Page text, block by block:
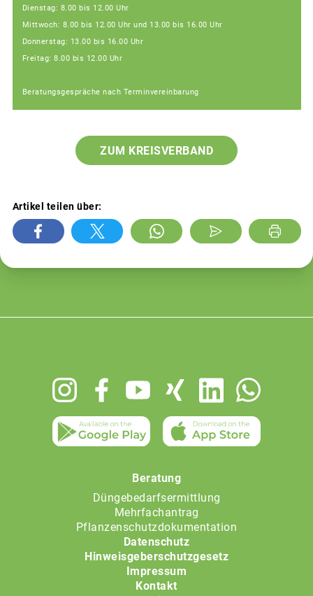
Dienstag: 8.00 bis 12.00 Uhr
Mittwoch: 8.00 bis 12.00 Uhr und 13.00 bis 16.00 Uhr
Donnerstag: 13.00 bis 16.00 Uhr
Freitag: 8.00 bis 12.00 Uhr
Beratungsgespräche nach Terminvereinbarung
ZUM KREISVERBAND
Artikel teilen über:
Beratung
Düngebedarfsermittlung
Mehrfachantrag
Pflanzenschutzdokumentation
Datenschutz
Hinweisgeberschutzgesetz
Impressum
Kontakt